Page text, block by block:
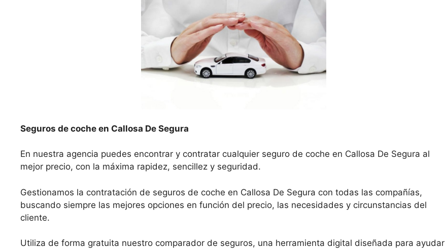
Seguros de coche en Callosa De Segura
En nuestra agencia puedes encontrar y contratar cualquier seguro de coche en Callosa De Segura al
mejor precio, con la máxima rapidez, sencillez y seguridad.
Gestionamos la contratación de seguros de coche en Callosa De Segura con todas las compañías,
buscando siempre las mejores opciones en función del precio, las necesidades y circunstancias del
cliente.
Utiliza de forma gratuita nuestro comparador de seguros, una herramienta digital diseñada para ayudar